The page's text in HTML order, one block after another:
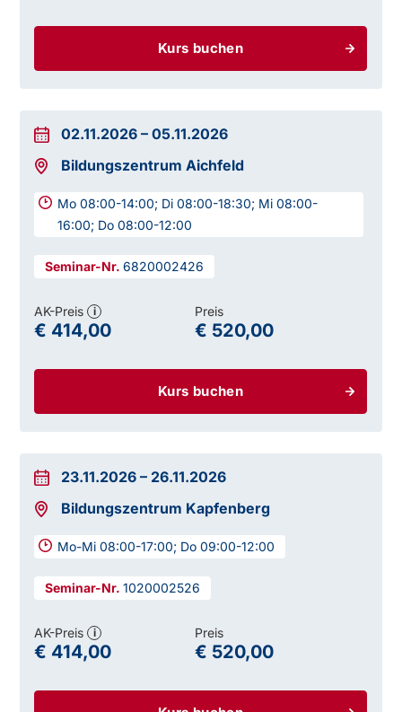
Kurs buchen
02.11.2026 –05.11.2026
Bildungszentrum Aichfeld
Mo 08:00-14:00; Di 08:00-18:30; Mi 08:00-
16:00; Do 08:00-12:00
6820002426
Kurs buchen
AK-Preis i
€ 414,00
Preis
€ 520,00
23.11.2026 – 26.11.2026
Bildungszentrum Kapfenberg
Mo-Mi 08:00-17:00; Do 09:00-12:00
1020002526
AK-Preis i
€ 414,00
Preis
€ 520,00